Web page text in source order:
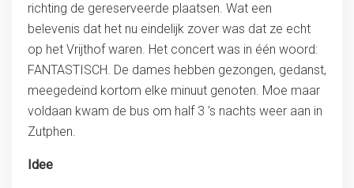
richting de gereserveerde plaatsen. Wat een
belevenis dat het nu eindelijk zover was dat ze echt
op het Vrijthof waren. Het concert was in één woord:
FANTASTISCH. De dames hebben gezongen, gedanst,
meegedeind kortom elke minuut genoten. Moe maar
voldaan kwam de bus om half 3 ’s nachts weer aan in
Zutphen.
Idee